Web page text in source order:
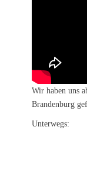
Wir haben uns
Brandenburg
Unterwegs: